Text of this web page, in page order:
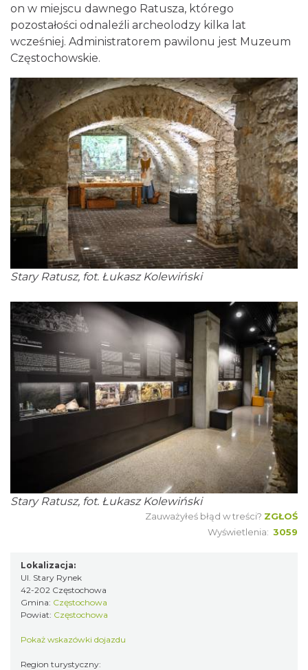
on w miejscu dawnego Ratusza, którego
pozostałości odnaleźli archeolodzy kilka lat
wcześniej. Administratorem pawilonu jest Muzeum
Częstochowskie.
Stary Ratusz, fot. Łukasz Kolewiński
Stary Ratusz, fot. Łukasz Kolewiński
Zauważyłeś błąd w treści? ZGŁOŚ
Wyświetlenia: 3059
Lokalizacja:
Ul. Stary Rynek
42-202 Częstochowa
Gmina: Częstochowa
Powiat: Częstochowa
Pokaż wskazówki dojazdu
Region turystyczny: